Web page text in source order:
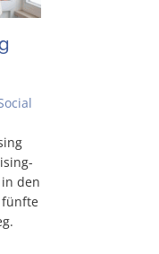
den
fünf­te